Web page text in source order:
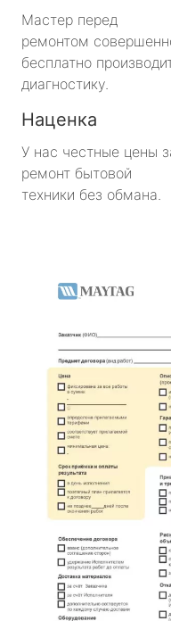
Мастер перед
ремонтом
бесплатно
диагностику.
Наценка
У нас честные цены
ремонт бытовой
техники без обмана.